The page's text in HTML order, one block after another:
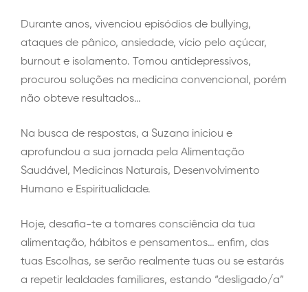
Durante anos, vivenciou episódios de bullying,
ataques de pânico, ansiedade, vício pelo açúcar,
burnout e isolamento. Tomou antidepressivos,
procurou soluções na medicina convencional, porém
não obteve resultados…
Na busca de respostas, a Suzana iniciou e
aprofundou a sua jornada pela Alimentação
Saudável, Medicinas Naturais, Desenvolvimento
Humano e Espiritualidade.
Hoje, desafia-te a tomares consciência da tua
alimentação, hábitos e pensamentos… enfim, das
tuas Escolhas, se serão realmente tuas ou se estarás
a repetir lealdades familiares, estando “desligado/a”